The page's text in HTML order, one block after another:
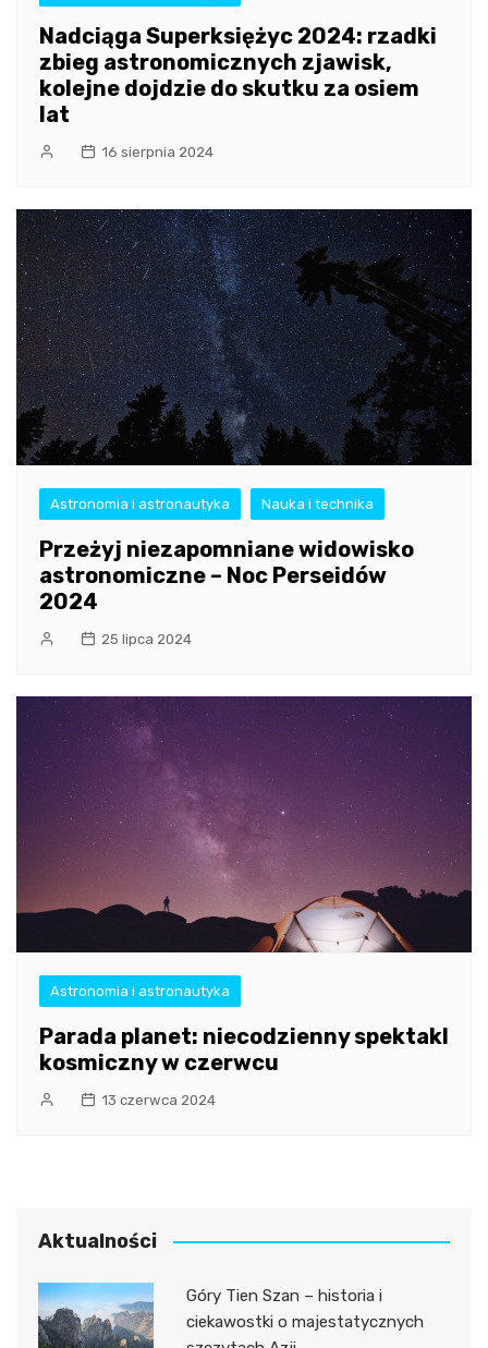
Nadciąga Superksiężyc 2024: rzadki
zbieg astronomicznych zjawisk,
kolejne dojdzie do skutku za osiem
lat
16 sierpnia 2024
Astronomia i astronautyka Nauka i technika
Przeżyj niezapomniane widowisko
astronomiczne – Noc Perseidów
2024
25 lipca 2024
Astronomia i astronautyka
Parada planet: niecodzienny spektakl
kosmiczny w czerwcu
13 czerwca 2024
Aktualności
Góry Tien Szan – historia i
ciekawostki o majestatycznych